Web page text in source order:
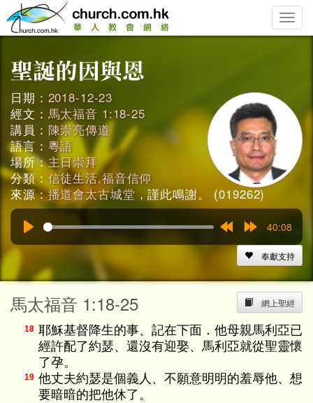
Toggle
日期： 2018-12-23
經文： 馬太福音 1:18-25
講員： 陳崇亮傳道
語言： 粵語
場所：主日崇拜
分類： 信徒生活,福音信仰
來源：播道會太古城堂，謹此鳴謝。 (019262)
15s
40:08
奉獻支持
網上聖經
馬太福音 1:18-25
18 耶穌基督降生的事、記在下面．他母親馬利亞已
經許配了約瑟、還沒有迎娶、馬利亞就從聖靈懷
了孕。
19 他丈夫約瑟是個義人、不願意明明的羞辱他、想
要暗暗的把他休了。